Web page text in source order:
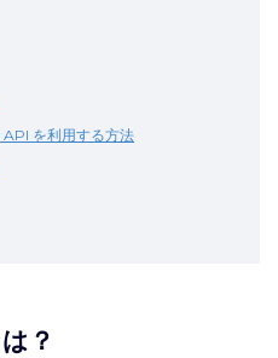
を利用する方法
？